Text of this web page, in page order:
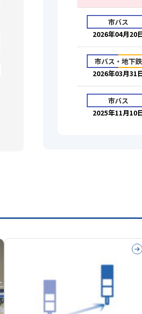
市バス
2026年04月20
市バス・地下鉄
2026年03月31
市バス
2025年11月10